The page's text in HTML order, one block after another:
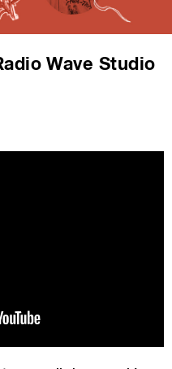
Wave Studio